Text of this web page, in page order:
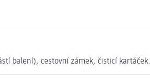
balení), cestovní zámek, čisticí kartáček.